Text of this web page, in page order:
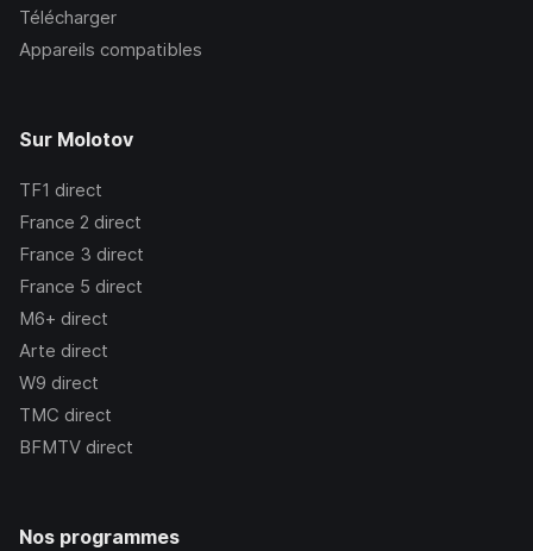
Télécharger
Appareils compatibles
Sur Molotov
TF1 direct
France 2 direct
France 3 direct
France 5 direct
M6+ direct
Arte direct
W9 direct
TMC direct
BFMTV direct
Nos programmes